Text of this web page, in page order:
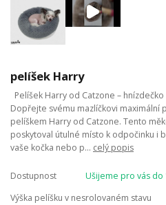
pelíšek Harry
Pelíšek Harry od Catzone –
Dopřejte svému mazlíčkovi
pelíškem Harry od Catzone. Tento
poskytoval útulné místo k odpočinku i
vaše kočka nebo p... celý popis
Dostupnost
Ušijeme pro vás do
Výška pelíšku v nesrolovaném stavu